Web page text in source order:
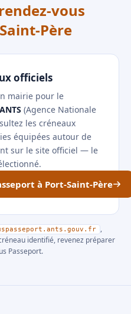
vous
Père
officiels
mairie pour le
(Agence Nationale
les créneaux
équipées autour de
sur le site officiel — le
à Port-Saint-Père
,
identifié, revenez préparer
Passeport.